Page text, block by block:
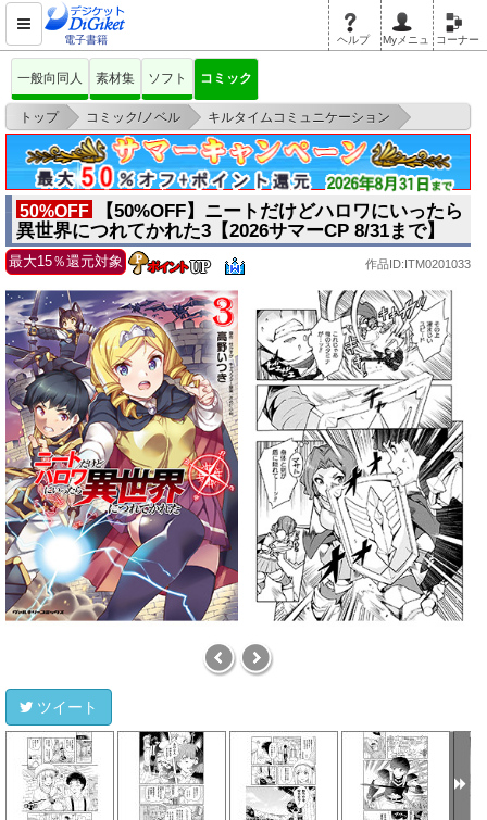
電子書籍 ヘルプ Myメニュ コーナー
一般向同人 素材集 ソフト コミック
トップ > コミック/ノベル > キルタイムコミュニケーション
>
【50%OFF】ニートだけどハロワにいったら異世界につれてかれた3【2026
サマ
50%OFF
【50%OFF】ニートだけどハロワにいったら
異世界につれてかれた3【2026サマーCP 8/31まで】
最大15％還元対象 作品ID:ITM0201033
ツイート